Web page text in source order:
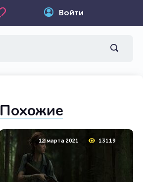
Войти
Похожие
12 марта 2021 13119